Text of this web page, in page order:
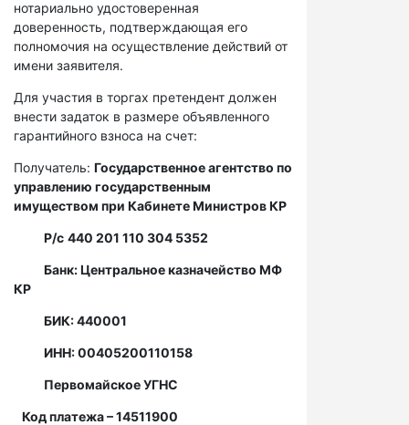
нотариально удостоверенная
доверенность, подтверждающая его
полномочия на осуществление действий от
имени заявителя.
Для участия в торгах претендент должен
внести задаток в размере объявленного
гарантийного взноса на счет:
Получатель: Государственное агентство по
управлению государственным
имуществом при Кабинете Министров КР
Р/с 440 201 110 304 5352
Банк: Центральное казначейство МФ
КР
БИК: 440001
ИНН: 00405200110158
Первомайское УГНС
Код платежа – 14511900